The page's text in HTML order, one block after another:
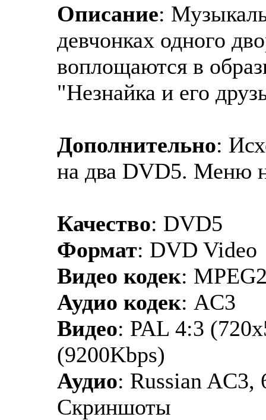
Описание:
девчонках одного
воплощаются в
"Незнайка и его
Дополнительно:
на два DVD5. Меню
Качество: DVD5
Формат: DVD Video
Видео кодек:
Аудио кодек: AC3
Видео: PAL 4:3
(9200Kbps)
Аудио: Russian AC3,
Скриншоты